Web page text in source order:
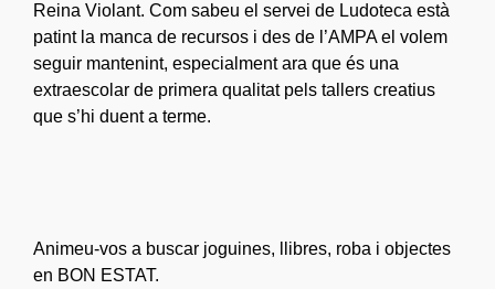
Reina Violant. Com sabeu el servei de Ludoteca està
patint la manca de recursos i des de l’AMPA el volem
seguir mantenint, especialment ara que és una
extraescolar de primera qualitat pels tallers creatius
que s’hi duent a terme.
Animeu-vos a buscar joguines, llibres, roba i objectes
en BON ESTAT.